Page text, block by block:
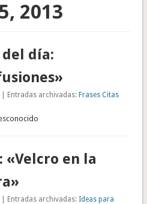
2013
del día:
| Entradas archivadas:Frases Citas
«Velcro en la
| Entradas archivadas: Ideas para